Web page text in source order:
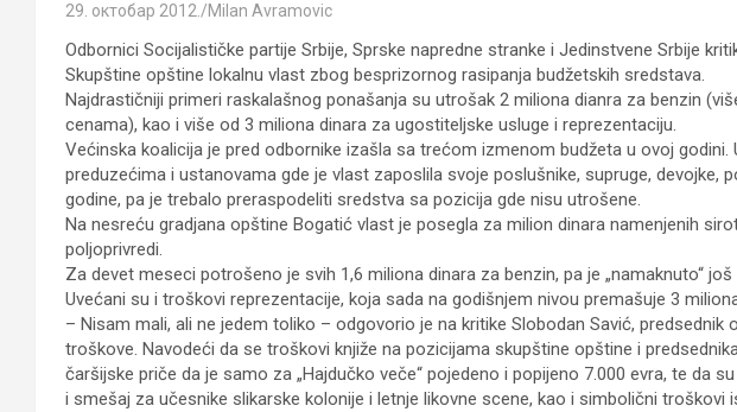
29. октобар 2012. Milan Avramovic
Odbornici Socijalističke partije Srbije, Sprske napredne stranke i Jedinstvene Srbije
Skupštine opštine lokalnu vlast zbog besprizornog rasipanja budžetskih sredstava.
Najdrastičniji primeri raskalašnog ponašanja su utrošak 2 miliona dianra za benzin
cenama), kao i više od 3 miliona dinara za ugostiteljske usluge i reprezentaciju.
Većinska koalicija je pred odbornike izašla sa trećom izmenom budžeta u ovoj godini.
preduzećima i ustanovama gde je vlast zaposlila svoje poslušnike, supruge, devojke,
godine, pa je trebalo preraspodeliti sredstva sa pozicija gde nisu utrošene.
Na nesreću gradjana opštine Bogatić vlast je posegla za milion dinara namenjenih
poljoprivredi.
Za devet meseci potrošeno je svih 1,6 miliona dinara za benzin, pa je „namaknuto“ još
Uvećani su i troškovi reprezentacije, koja sada na godišnjem nivou premašuje 3
– Nisam mali, ali ne jedem toliko – odgovorio je na kritike Slobodan Savić, predsednik
troškove. Navodeći da se troškovi knjiže na pozicijama skupštine opštine i
čaršijske priče da je samo za „Hajdučko veče“ pojedeno i popijeno 7.000 evra, te da
i smešaj za učesnike slikarske kolonije i letnje likovne scene, kao i simbolični troškovi